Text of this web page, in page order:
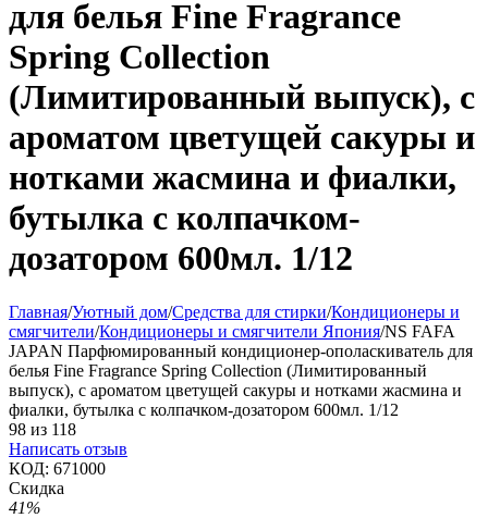
для белья Fine Fragrance
Spring Collection
(Лимитированный выпуск), с
ароматом цветущей сакуры и
нотками жасмина и фиалки,
бутылка с колпачком-
дозатором 600мл. 1/12
Главная/Уютный дом/Средства для стирки/Кондиционеры и
смягчители/Кондиционеры и смягчители Япония/NS FAFA
JAPAN Парфюмированный кондиционер-ополаскиватель для
белья Fine Fragrance Spring Collection (Лимитированный
выпуск), с ароматом цветущей сакуры и нотками жасмина и
фиалки, бутылка с колпачком-дозатором 600мл. 1/12
98 из 118
Написать отзыв
КОД: 671000
Скидка
41%